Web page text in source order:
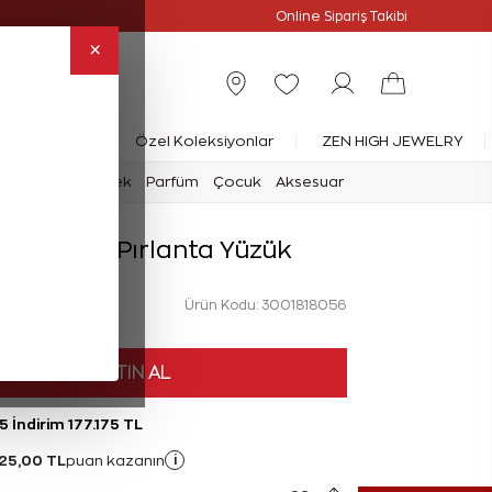
×
Online Sipariş Takibi
Yüzük Özel Koleksiyonlar ZEN HIGH JEWELRY
Erkek Parfüm Çocuk Aksesuar
Baget Pırlanta Yüzük
Ürün Kodu: 3001818056
HEMEN SATIN AL
İndirim 177.175 TL
TL puan kazanın i